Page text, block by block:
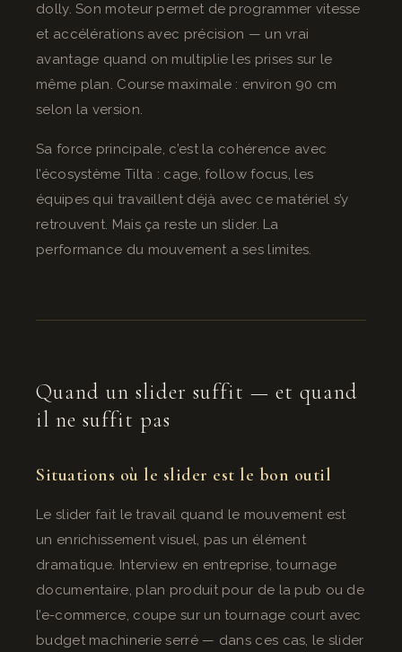
dolly. Son moteur permet de programmer vitesse
et accélérations avec précision — un vrai
avantage quand on multiplie les prises sur le
même plan. Course maximale : environ 90 cm
selon la version.
Sa force principale, c’est la cohérence avec
l’écosystème Tilta : cage, follow focus, les
équipes qui travaillent déjà avec ce matériel s’y
retrouvent. Mais ça reste un slider. La
performance du mouvement a ses limites.
Quand un slider suffit — et quand
il ne suffit pas
Situations où le slider est le bon outil
Le slider fait le travail quand le mouvement est
un enrichissement visuel, pas un élément
dramatique. Interview en entreprise, tournage
documentaire, plan produit pour de la pub ou de
l’e-commerce, coupe sur un tournage court avec
budget machinerie serré — dans ces cas, le slider